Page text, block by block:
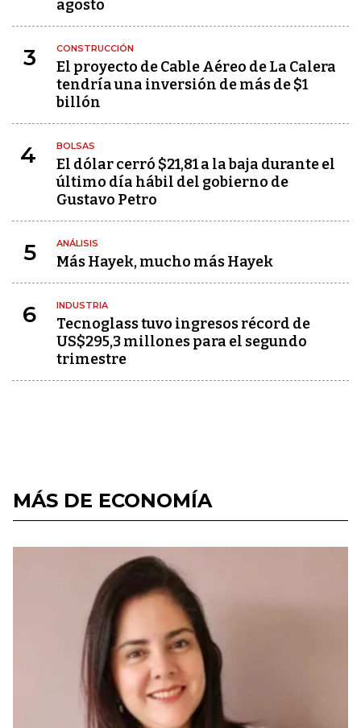
agosto
3 CONSTRUCCIÓN
El proyecto de Cable Aéreo de La Calera
tendría una inversión de más de $1
billón
4 BOLSAS
El dólar cerró $21,81 a la baja durante el
último día hábil del gobierno de
Gustavo Petro
5 ANÁLISIS
Más Hayek, mucho más Hayek
6 INDUSTRIA
Tecnoglass tuvo ingresos récord de
US$295,3 millones para el segundo
trimestre
MÁS DE ECONOMÍA